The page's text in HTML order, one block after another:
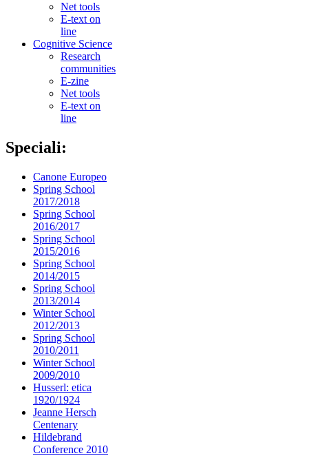
Net tools
E-text on
line
Cognitive Science
Research
communities
E-zine
Net tools
E-text on
line
Speciali:
Canone Europeo
Spring School
2017/2018
Spring School
2016/2017
Spring School
2015/2016
Spring School
2014/2015
Spring School
2013/2014
Winter School
2012/2013
Spring School
2010/2011
Winter School
2009/2010
Husserl: etica
1920/1924
Jeanne Hersch
Centenary
Hildebrand
Conference 2010